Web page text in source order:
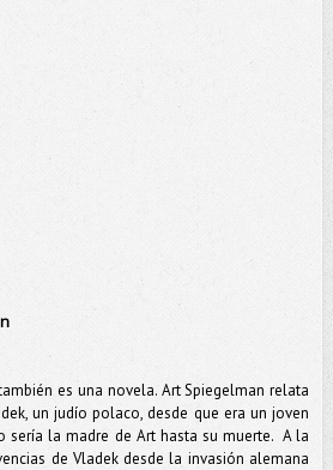
es una novela. Art Spiegelman relata
un judío polaco, desde que era un joven
sería la madre de Art hasta su muerte. A la
de Vladek desde la invasión alemana